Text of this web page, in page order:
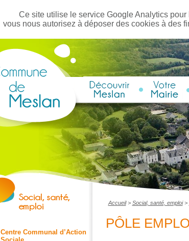
Ce site utilise le service Google Analytics
vous nous autorisez à déposer des cookies à des
Centre Communal d’Action
Accueil> Social, santé, emploi>
PÔLE